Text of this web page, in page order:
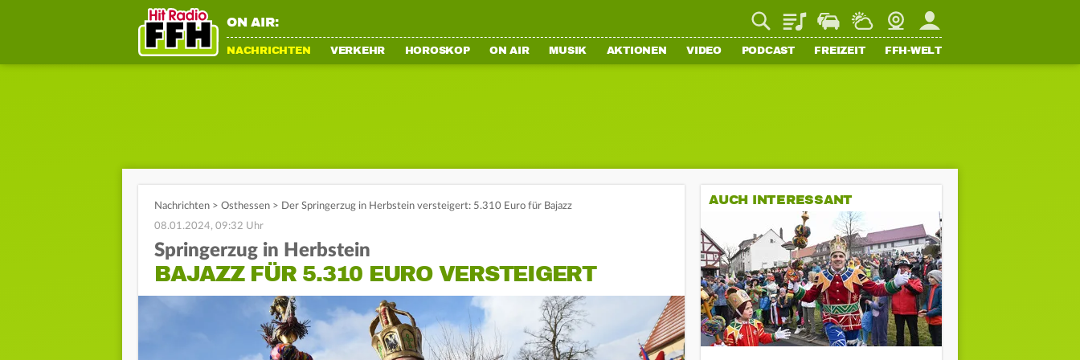
ON AIR: PlaylistStaupilotWetterWebcamMein FFH
NACHRICHTEN VERKEHR HOROSKOP ON AIR MUSIK AKTIONEN VIDEO PODCAST FREIZEIT FFH-WELT
Nachrichten > Osthessen > Der Springerzug in Herbstein versteigert: 5.310 Euro für Bajazz
08.01.2024, 09:32 Uhr
Springerzug in Herbstein
BAJAZZ FÜR 5.310 EURO VERSTEIGERT
AUCH INTERESSANT